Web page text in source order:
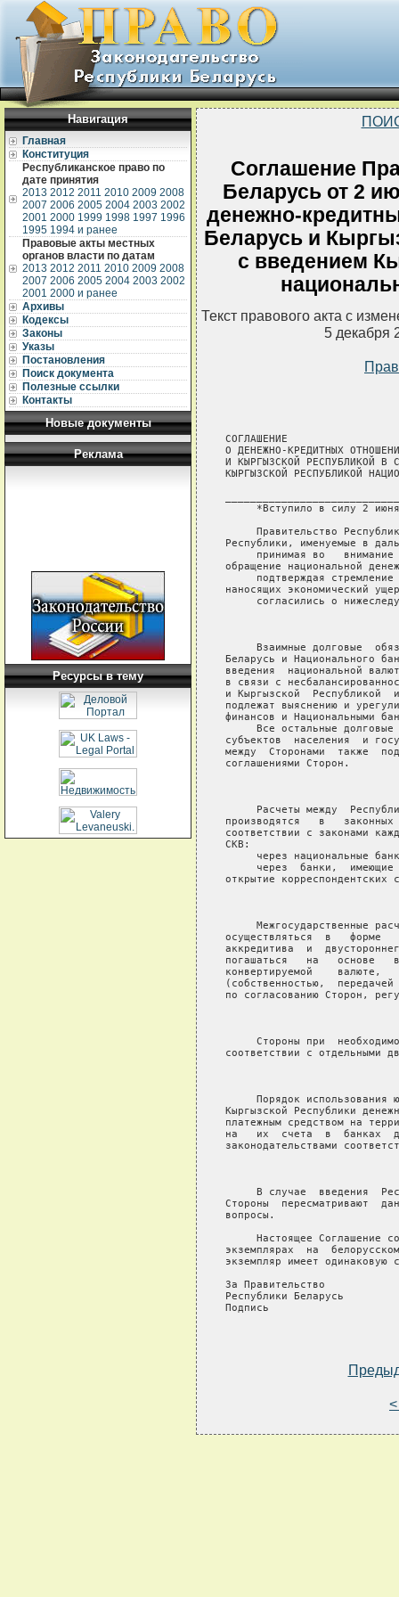
Навигация
Главная
Конституция
Республиканское право по
дате принятия
2013 2012 2011 2010 2009 2008
2007 2006 2005 2004 2003 2002
2001 2000 1999 1998 1997 1996
1995 1994 и ранее
Правовые акты местных
органов власти по датам
2013 2012 2011 2010 2009 2008
2007 2006 2005 2004 2003 2002
2001 2000 и ранее
Архивы
Кодексы
Законы
Указы
Постановления
Поиск документа
Полезные ссылки
Контакты
Новые документы
Реклама
Ресурсы в тему
Соглашение
Беларусь от 2
денежно-
Беларусь и
с введением
Текст правового акта с
5 декабря
СОГЛАШЕНИЕ
О ДЕНЕЖНО-КРЕДИТНЫХ
И КЫРГЫЗСКОЙ РЕСПУБЛИКОЙ В
КЫРГЫЗСКОЙ РЕСПУБЛИКОЙ
*Вступило в силу 2
Правительство
Республики, именуемые в
принимая во
обращение национальной
подтверждая
наносящих экономический
согласились о
Взаимные долговые
Беларусь и Национального
введения  национальной
в связи с
и Кыргызской  Республикой
подлежат выяснению и
финансов и Национальными
Все остальные
субъектов  населения  и
между  Сторонами  также
соглашениями Сторон.
Расчеты между
производятся   в
соответствии с законами
СКВ:
через национальные
через  банки,
открытие
Межгосударственные
осуществляться  в   форме
аккредитива  и
погашаться   на   основе
конвертируемой    валюте,
(собственностью,
по согласованию Сторон,
Стороны при
соответствии с отдельными
Порядок использования
Кыргызской Республики
платежным средством на
на   их  счета  в  банках
законодательствами
В случае  введения
Стороны  пересматривают
вопросы.
Настоящее Соглашение
экземплярах  на
экземпляр имеет одинаковую
За Правительство
Республики Беларусь
Подпись